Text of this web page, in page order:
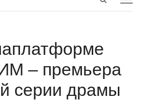
– премьера
серии драмы